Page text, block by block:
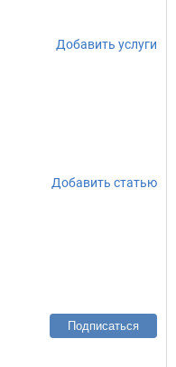
Добавить услуги
Добавить статью
Подписаться